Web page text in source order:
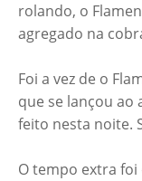
rolando, o
agregado na
Foi a vez de o
que se lançou ao
feito nesta noite.
O tempo extra foi